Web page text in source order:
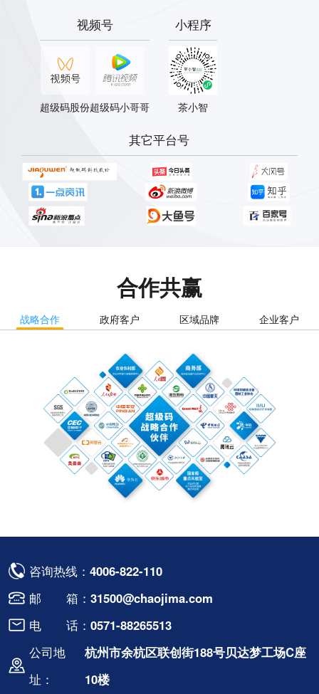
视频号
超级码股份超级码小哥哥
小程序
茶小智
其它平台号
合作共赢
战略合作 政府客户 区域品牌 企业客户
咨询热线： 4006-822-110
邮 箱： 31500@chaojima.com
电 话： 0571-88265513
公司地
址：
杭州市余杭区联创街188号贝达梦工场C座
10楼